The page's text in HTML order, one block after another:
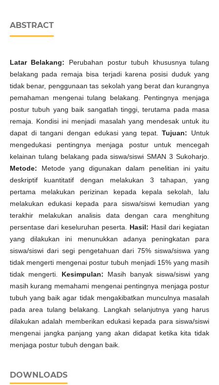
ABSTRACT
Latar Belakang: Perubahan postur tubuh khususnya tulang
belakang pada remaja bisa terjadi karena posisi duduk yang
tidak benar, penggunaan tas sekolah yang berat dan kurangnya
pemahaman mengenai tulang belakang. Pentingnya menjaga
postur tubuh yang baik sangatlah tinggi, terutama pada masa
remaja. Kondisi ini menjadi masalah yang mendesak untuk itu
dapat di tangani dengan edukasi yang tepat.Tujuan: Untuk
mengedukasi pentingnya menjaga postur untuk mencegah
kelainan tulang belakang pada siswa/siswi SMAN 3 Sukoharjo.
Metode: Metode yang digunakan dalam penelitian ini yaitu
deskriptif kuantitatif dengan melakukan 3 tahapan, yang
pertama melakukan perizinan kepada kepala sekolah, lalu
melakukan edukasi kepada para siswa/siswi kemudian yang
terakhir melakukan analisis data dengan cara menghitung
persentase dari keseluruhan peserta. Hasil: Hasil dari kegiatan
yang dilakukan ini menunukkan adanya peningkatan para
siswa/siswi dari segi pengetahuan dari 75% siswa/siswa yang
tidak mengerti mengenai postur tubuh menjadi 15% yang masih
tidak mengerti. Kesimpulan: Masih banyak siswa/siswi yang
masih kurang memahami mengenai pentingnya menjaga postur
tubuh yang baik agar tidak mengakibatkan munculnya masalah
pada area tulang belakang. Langkah selanjutnya yang harus
dilakukan adalah memberikan edukasi kepada para siswa/siswi
mengenai jangka panjang yang akan didapat ketika kita tidak
menjaga postur tubuh dengan baik.
DOWNLOADS